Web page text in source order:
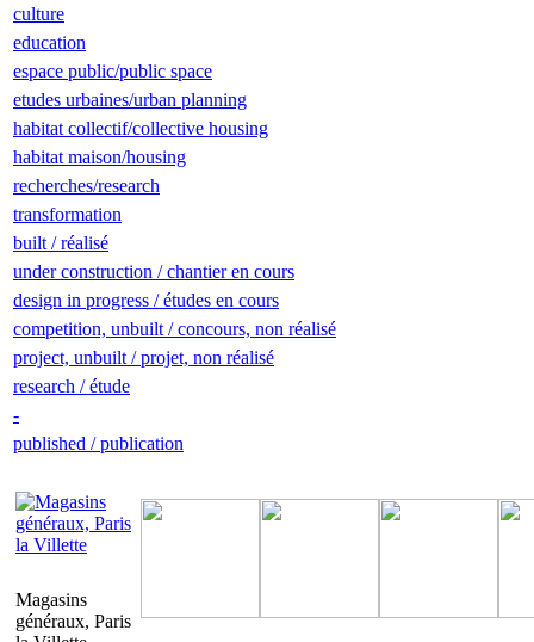
culture
education
espace public/public space
etudes urbaines/urban planning
habitat collectif/collective housing
habitat maison/housing
recherches/research
transformation
built / réalisé
under construction / chantier en cours
design in progress / études en cours
competition, unbuilt / concours, non réalisé
project, unbuilt / projet, non réalisé
research / étude
-
published / publication
Magasins
généraux, Paris